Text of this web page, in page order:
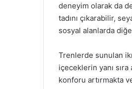
deneyim olarak da
tadını çıkarabilir,
sosyal alanlarda
Trenlerde sunulan
içeceklerin yanı
konforu artırmakta